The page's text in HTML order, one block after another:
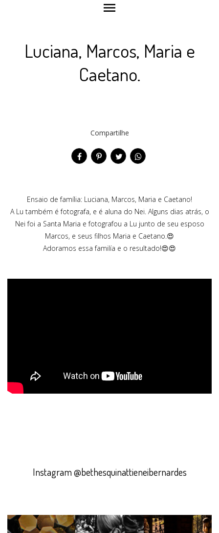
menu
Luciana, Marcos, Maria e
Caetano.
Compartilhe
Ensaio de família: Luciana, Marcos, Maria e Caetano!
A Lu também é fotografa, e é aluna do Nei. Alguns dias atrás, o
Nei foi a Santa Maria e fotografou a Lu junto de seu esposo
Marcos, e seus filhos Maria e Caetano.😍
Adoramos essa familía e o resultado!😍😍
Instagram @bethesquinattieneibernardes